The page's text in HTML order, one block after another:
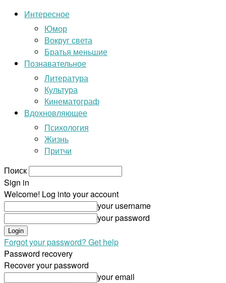
Интересное
Юмор
Вокруг света
Братья меньшие
Познавательное
Литература
Культура
Кинематограф
Вдохновляющее
Психология
Жизнь
Притчи
Поиск
Sign in
Welcome! Log into your account
your username
your password
Forgot your password? Get help
Password recovery
Recover your password
your email